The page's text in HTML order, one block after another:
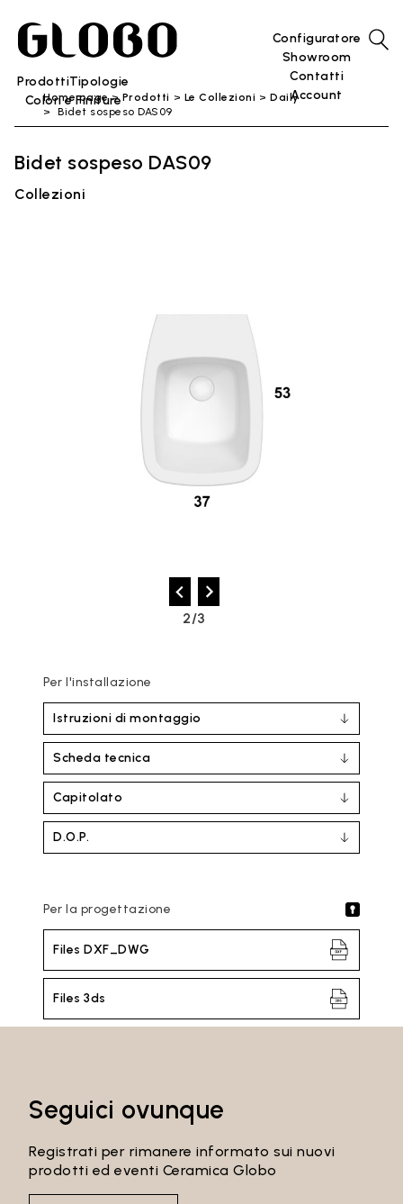
ProdottiTipologie
Colori e Finiture
Configuratore
Showroom
Contatti
Account
Home page Prodotti Le Collezioni
Daily
Bidet sospeso DAS09
Bidet sospeso DAS09
Collezioni
2/3
Per l'installazione
Istruzioni di montaggio
Scheda tecnica
Capitolato
D.O.P.
Per la progettazione
Files DXF_DWG
Files 3ds
Seguici ovunque
Registrati per rimanere informato sui nuovi
prodotti ed eventi Ceramica Globo